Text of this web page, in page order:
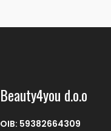
Beauty4you d.o.o
OIB: 59382664309